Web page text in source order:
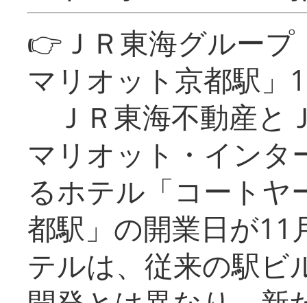
👉ＪＲ東海グルー
マリオット京都駅」
ＪＲ東海不動産と
マリオット・インタ
るホテル「コートヤ
都駅」の開業日が11
テルは、従来の駅ビ